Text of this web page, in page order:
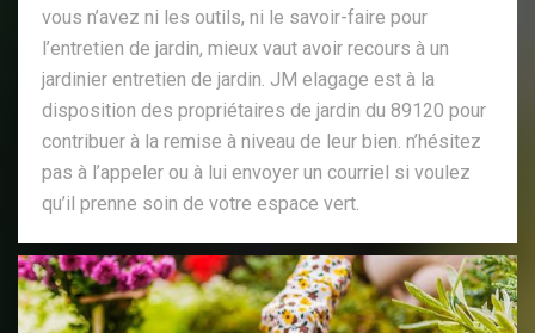
vous n’avez ni les outils, ni le savoir-faire pour
l’entretien de jardin, mieux vaut avoir recours à un
jardinier entretien de jardin. JM elagage est à la
disposition des propriétaires de jardin du 89120 pour
contribuer à la remise à niveau de leur bien. n’hésitez
pas à l’appeler ou à lui envoyer un courriel si voulez
qu’il prenne soin de votre espace vert.